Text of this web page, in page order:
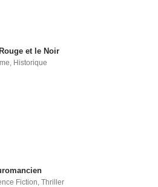
et le Noir
Historique
Fiction,Thriller